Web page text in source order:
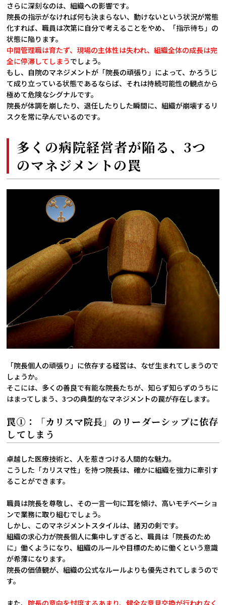
さらに深刻なのは、組織への影響です。
院長の指示がなければ何も決まらない、動けないという状況が常態
化すれば、職員は次第に自分で考えることをやめ、「指示待ち」の
状態に陥ります。
中間管理職は育たず、現場の主体性は失われ、組織全体の成長は完
全に停滞してしまうでしょう。
もし、自院のマネジメントが「院長の頑張り」によって、かろうじ
て成り立っている状態であるならば、それは持続可能性の観点から
極めて危険なシグナルです。
院長が体調を崩したり、退任したりした瞬間に、組織が崩壊するリ
スクを常に孕んでいるのです。
多くの病院経営者が陥る、3つ
のマネジメントの罠
「院長個人の頑張り」に依存する経営は、なぜ生まれてしまうので
しょうか。
そこには、多くの善良で有能な院長たちが、知らず知らずのうちに
はまってしまう、3つの典型的なマネジメントの罠が存在します。
罠①：「カリスマ院長」のリーダーシップに依存
してしまう
卓越した医療技術と、人を惹きつける人間的な魅力。
こうした「カリスマ性」を持つ院長は、確かに組織を強力に牽引す
ることができます。
職員は院長を尊敬し、その一言一句に耳を傾け、高いモチベーショ
ンで業務に取り組むでしょう。
しかし、このマネジメントスタイルは、諸刃の剣です。
組織の求心力が院長個人に集中しすぎると、職員は「院長のため
に」働くようになり、組織のルールや目標のために働くという意識
が希薄になります。
院長の価値観が、組織の公式なルールよりも優先されてしまうので
す。